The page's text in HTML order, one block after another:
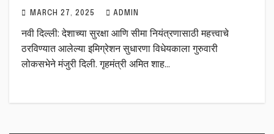
MARCH 27, 2025 ADMIN
नवी दिल्ली: देशाच्या सुरक्षा आणि सीमा नियंत्रणासाठी महत्त्वाचे
ठरविण्यात आलेल्या इमिग्रेशन सुधारणा विधेयकाला गुरुवारी
लोकसभेने मंजुरी दिली. गृहमंत्री अमित शाह…